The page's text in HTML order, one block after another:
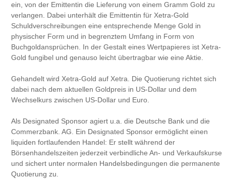
ein, von der Emittentin die Lieferung von einem Gramm Gold zu
verlangen. Dabei unterhält die Emittentin für Xetra-Gold
Schuldverschreibungen eine entsprechende Menge Gold in
physischer Form und in begrenztem Umfang in Form von
Buchgoldansprüchen. In der Gestalt eines Wertpapieres ist Xetra-
Gold fungibel und genauso leicht übertragbar wie eine Aktie.
Gehandelt wird Xetra-Gold auf Xetra. Die Quotierung richtet sich
dabei nach dem aktuellen Goldpreis in US-Dollar und dem
Wechselkurs zwischen US-Dollar und Euro.
Als Designated Sponsor agiert u.a. die Deutsche Bank und die
Commerzbank. AG. Ein Designated Sponsor ermöglicht einen
liquiden fortlaufenden Handel: Er stellt während der
Börsenhandelszeiten jederzeit verbindliche An- und Verkaufskurse
und sichert unter normalen Handelsbedingungen die permanente
Quotierung zu.